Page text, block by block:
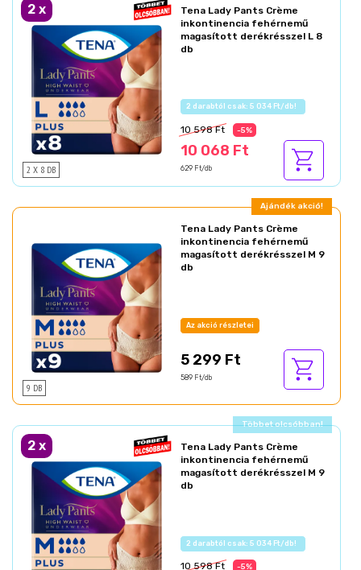
2 x
2 X 8 DB
Tena Lady Pants Crème
inkontinencia fehérnemű
magasított derékrésszel L 8
db
Az akció részletei
10 598 Ft -5%
10 068 Ft
629 Ft/db
Ajándék akció!
9 DB
Tena Lady Pants Crème
inkontinencia fehérnemű
magasított derékrésszel M 9
db
Az akció részletei
5 299 Ft
589 Ft/db
Ajándék akció!
2 x
Tena Lady Pants Crème
inkontinencia fehérnemű
magasított derékrésszel M 9
db
Az akció részletei
10 598 Ft -5%